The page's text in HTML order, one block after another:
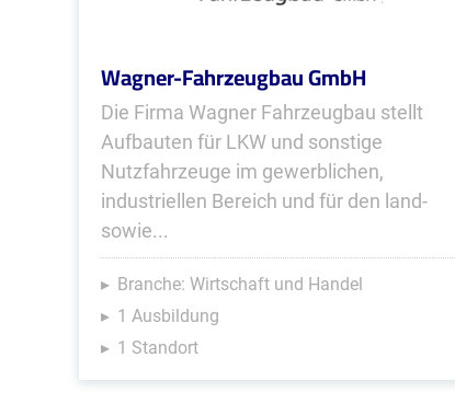
Wagner-Fahrzeugbau GmbH
Die Firma Wagner Fahrzeugbau stellt
Aufbauten für LKW und sonstige
Nutzfahrzeuge im gewerblichen,
industriellen Bereich und für den land-
sowie...
Branche: Wirtschaft und Handel
1 Ausbildung
1 Standort